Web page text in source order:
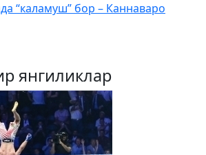
“каламуш” бор – Каннаваро
янгиликлар